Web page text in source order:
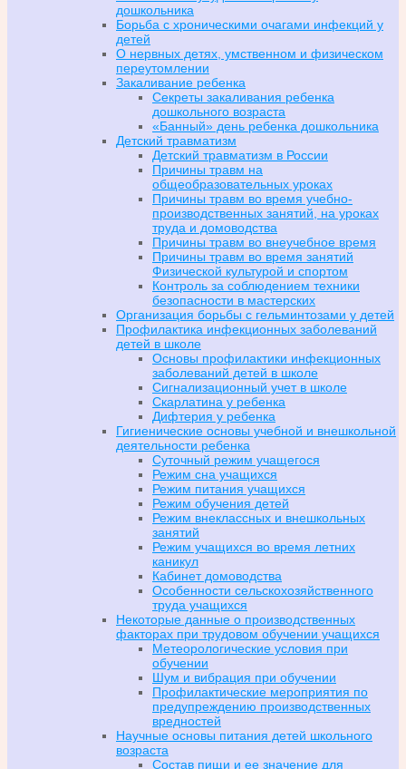
дошкольника
Борьба с хроническими очагами инфекций у
детей
О нервных детях, умственном и физическом
переутомлении
Закаливание ребенка
Секреты закаливания ребенка
дошкольного возраста
«Банный» день ребенка дошкольника
Детский травматизм
Детский травматизм в России
Причины травм на
общеобразовательных уроках
Причины травм во время учебно-
производственных занятий, на уроках
труда и домоводства
Причины травм во внеучебное время
Причины травм во время занятий
Физической культурой и спортом
Контроль за соблюдением техники
безопасности в мастерских
Организация борьбы с гельминтозами у детей
Профилактика инфекционных заболеваний
детей в школе
Основы профилактики инфекционных
заболеваний детей в школе
Сигнализационный учет в школе
Скарлатина у ребенка
Дифтерия у ребенка
Гигиенические основы учебной и внешкольной
деятельности ребенка
Суточный режим учащегося
Режим сна учащихся
Режим питания учащихся
Режим обучения детей
Режим внеклассных и внешкольных
занятий
Режим учащихся во время летних
каникул
Кабинет домоводства
Особенности сельскохозяйственного
труда учащихся
Некоторые данные о производственных
факторах при трудовом обучении учащихся
Метеорологические условия при
обучении
Шум и вибрация при обучении
Профилактические мероприятия по
предупреждению производственных
вредностей
Научные основы питания детей школьного
возраста
Состав пищи и ее значение для